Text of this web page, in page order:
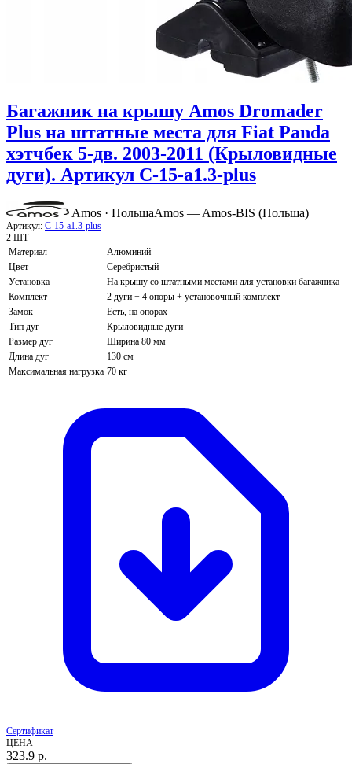
Багажник на крышу Amos Dromader
Plus на штатные места для Fiat Panda
хэтчбек 5-дв. 2003-2011 (Крыловидные
дуги). Артикул C-15-a1.3-plus
Amos · ПольшаAmos — Amos-BIS (Польша)
Артикул: C-15-a1.3-plus
2 ШТ
Материал
Алюминий
Цвет
Серебристый
Установка
На крышу со штатными местами для установки багажника
Комплект
2 дуги + 4 опоры + установочный комплект
Замок
Есть, на опорах
Тип дуг
Крыловидные дуги
Размер дуг
Ширина 80 мм
Длина дуг
130 см
Максимальная нагрузка 70 кг
Сертификат
ЦЕНА
323.9 р.